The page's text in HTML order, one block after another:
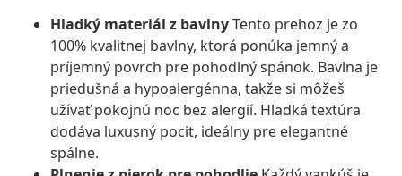
Hladký materiál z bavlnyTento prehoz je zo
100% kvalitnej bavlny, ktorá ponúka jemný a
príjemný povrch pre pohodlný spánok. Bavlna je
priedušná a hypoalergénna, takže si môžeš
užívať pokojnú noc bez alergií. Hladká textúra
dodáva luxusný pocit, ideálny pre elegantné
spálne.